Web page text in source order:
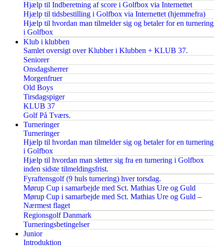
Hjælp til Indberetning af score i Golfbox via Internettet
Hjælp til tidsbestilling i Golfbox via Internettet (hjemmefra)
Hjælp til hvordan man tilmelder sig og betaler for en turnering
i Golfbox
Klub i klubben
Samlet oversigt over Klubber i Klubben + KLUB 37.
Seniorer
Onsdagsherrer
Morgenfruer
Old Boys
Tirsdagspiger
KLUB 37
Golf På Tværs.
Turneringer
Turneringer
Hjælp til hvordan man tilmelder sig og betaler for en turnering
i Golfbox
Hjælp til hvordan man sletter sig fra en turnering i Golfbox
inden sidste tilmeldingsfrist.
Fyraftensgolf (9 huls turnering) hver torsdag.
Mørup Cup i samarbejde med Sct. Mathias Ure og Guld
Mørup Cup i samarbejde med Sct. Mathias Ure og Guld –
Nærmest flaget
Regionsgolf Danmark
Turneringsbetingelser
Junior
Introduktion